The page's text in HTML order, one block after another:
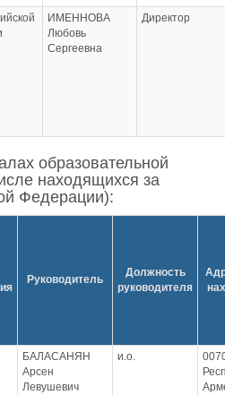
ИМЕННОВА
Любовь
Сергеевна
Директор
образовательной
находящихся за
Федерации):
Руководитель
Должность
руководителя
БАЛАСАНЯН
Арсен
Левушeвич
и.о.